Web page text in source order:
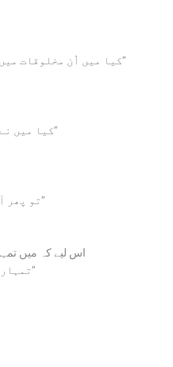
“کیا میں اُن مخلوقات میں شامل ہوں جنہیں آپ کھاتے ہیں؟”
“کیا میں نے کبھی آپ کو نقصان پہنچایا ہے؟”
“تو پھر آپ میرا پیچھا کیوں کر رہے ہیں؟”
“اس لیے کہ میں
تمہارا چمکنا مجھے بےچین کر دیتا ہے۔”